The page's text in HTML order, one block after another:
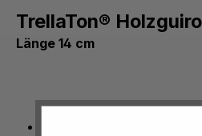
TrellaTon®
Länge 14 cm